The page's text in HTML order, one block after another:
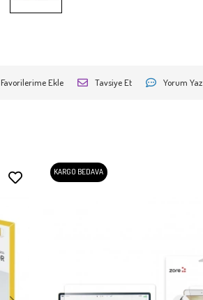
Favorilerime Ekle Tavsiye Et Yorum Yaz
KARGO BEDAVA